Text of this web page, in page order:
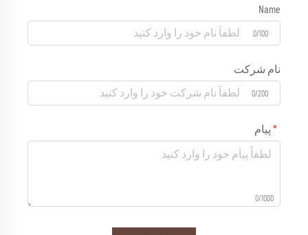
Name
0/100
نام شرکت
0/200
پیام
0/1000